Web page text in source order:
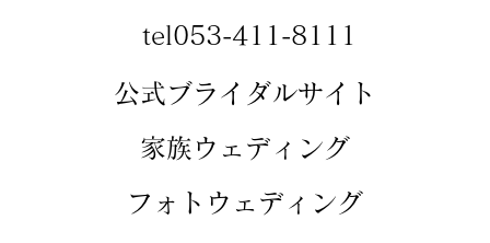
​​公式ブライダルサイト
​家族ウェディング
​フォトウェディング
tel053-411-8111